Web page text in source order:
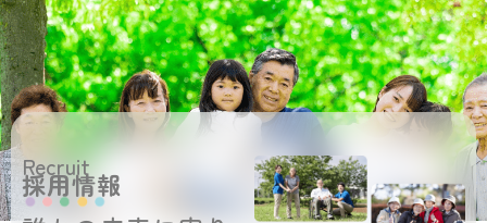
Recruit
採用情報